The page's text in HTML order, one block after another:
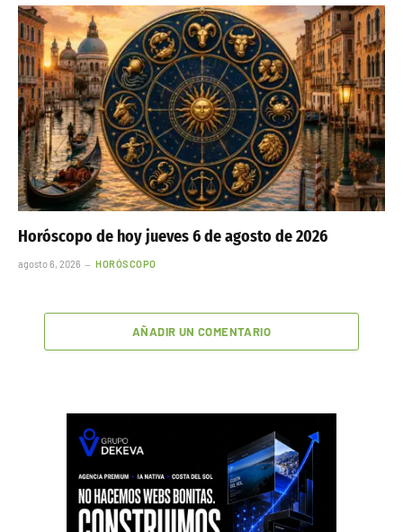
Horóscopo de hoy jueves 6 de agosto de 2026
agosto 6, 2026 HORÓSCOPO
AÑADIR UN COMENTARIO